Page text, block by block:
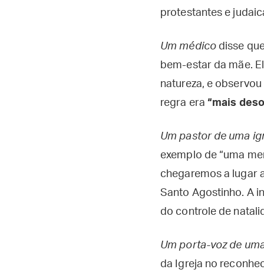
protestantes e
Um médicodisse
bem-estar da mãe.
natureza, e
regra era “mais
Um pastor de uma
exemplo de “uma
chegaremos a lugar
Santo Agostinho. A
do controle de
Um porta-voz de
da Igreja no